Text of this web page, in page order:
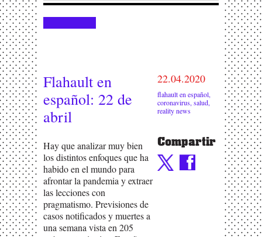
Flahault en
español: 22 de
abril
Hay que analizar muy bien
los distintos enfoques que ha
habido en el mundo para
afrontar la pandemia y extraer
las lecciones con
pragmatismo. Previsiones de
casos notificados y muertes a
una semana vista en 205
22.04.2020
flahault en español,
coronavirus, salud,
reality news
Compartir